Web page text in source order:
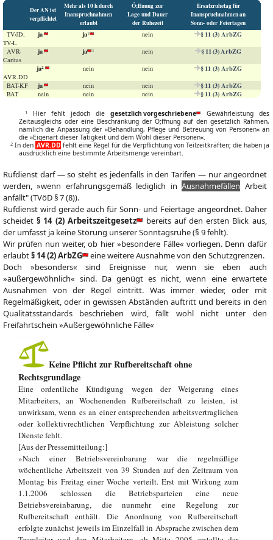
Der AN ist
verpflichtet
Mehr als 10 h durch
Inanspruchnahmen
erlaubt
Ö;ffnung zur
Lage und Dauer
der Ruhezeit
Ersatzruhetag für
Inanspruchnahmen an
Sonn- oder Feiertagen
TVöD,
TV-L
ja ja1 nein § 11 (3) ArbZG
AVR-
Caritas
ja ja 1 nein § 11 (3) ArbZG
AVR.DD
ja2 nein nein § 11 (3) ArbZG
BAT-KF ja nein nein § 11 (3) ArbZG
BAT nein nein nein § 11 (3) ArbZG
1 Hier fehlt jedoch die gesetzlich vorgeschriebene
Gewährleistung des
Zeitausgleichs oder eine Beschränkung der Ö;ffnung auf den gesetzlich Rahmen,
nämlich die Anpassung der »Behandlung, Pflege und Betreuung von Personen« an
die »Eigenart dieser Tätigkeit und dem Wohl dieser Personen«.
2 In den AVR.DD fehlt eine Regel für die Verpflichtung von Teilzeitkräften; die haben ja
ausdrücklich eine bestimmte Arbeitsmenge vereinbart.
Rufdienst darf — so steht es jedenfalls in den Tarifen — nur angeordnet
werden, »wenn erfahrungsgemäß lediglich inAusnahmefällen Arbeit
anfällt" (TVöD § 7 (8)).
Rufdienst wird gerade auch für Sonn- und Feiertage angeordnet. Daher
scheidet§ 14 (2) Arbeitszeitgesetz
bereits auf den ersten Blick aus,
der umfasst ja keine Störung unserer Sonntagsruhe (§ 9 fehlt).
Wir prüfen nun weiter, ob hier »besondere Fälle« vorliegen. Denn dafür
erlaubt§ 14 (2) ArbZG
eine weitere Ausnahme von den Schutzgrenzen.
Doch »besonders« sind Ereignisse nur, wenn sie eben auch
»außergewöhnlich« sind. Da genügt es nicht, wenn eine erwartete
Ausnahmen von der Regel eintritt. Was immer wieder, oder mit
Regelmäßigkeit, oder in gewissen Abständen auftritt und bereits in den
Qualitätsstandards beschrieben wird, fällt wohl nicht unter den
Freifahrtschein »Außergewöhnliche Fälle«
Keine Pflicht zur Rufbereitschaft ohne
Rechtsgrundlage
Eine ordentliche Kündigung wegen der Weigerung eines
Mitarbeiters, an Wochenenden Rufbereitschaft zu leisten, ist
unwirksam, wenn es an einer entsprechenden arbeitsvertraglichen
oder kollektivrechtlichen Verpflichtung zur Ableistung solcher
Dienste fehlt.
[Aus der Pressemitteilung:]
»Nach einer Betriebsvereinbarung war die regelmäßige
wöchentliche Arbeitszeit von 39 Stunden auf den Zeitraum von
Montag bis Freitag einer Woche verteilt. Erst mit Wirkung zum
1.1.2006 schlossen die Betriebsparteien eine neue
Betriebsvereinbarung, die nunmehr eine Regelung zur
Rufbereitschaft enthält. Die Anordnung von Rufbereitschaft
erfolgte zunächst jeweils im Einzelfall in Absprache zwischen dem